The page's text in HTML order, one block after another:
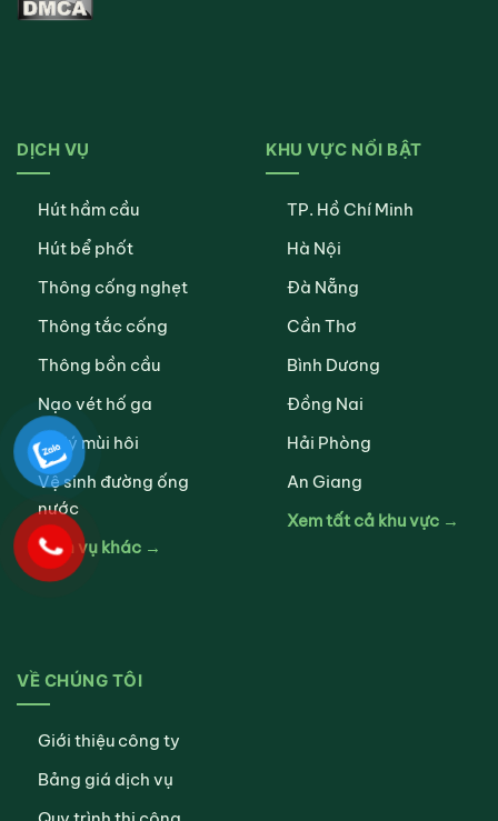
DỊCH VỤ
Hút hầm cầu
Hút bể phốt
Thông cống nghẹt
Thông tắc cống
Thông bồn cầu
Nạo vét hố ga
Xử lý mùi hôi
Vệ sinh đường ống
nước
Dịch vụ khác →
KHU VỰC NỔI BẬT
TP. Hồ Chí Minh
Hà Nội
Đà Nẵng
Cần Thơ
Bình Dương
Đồng Nai
Hải Phòng
An Giang
Xem tất cả khu vực →
VỀ CHÚNG TÔI
Giới thiệu công ty
Bảng giá dịch vụ